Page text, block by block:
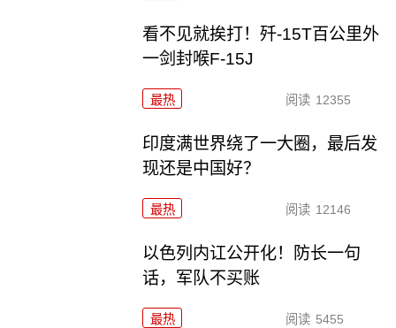
看不见就挨打！歼-15T百公里外
一剑封喉F-15J
最热 阅读 12355
印度满世界绕了一大圈，最后发
现还是中国好？
最热 阅读 12146
以色列内讧公开化！防长一句
话，军队不买账
最热 阅读 5455